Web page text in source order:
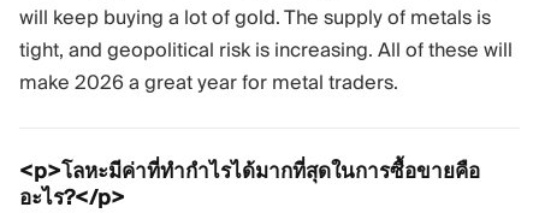
will keep buying a lot of gold. The supply of metals is
tight, and geopolitical risk is increasing. All of these will
make 2026 a great year for metal traders.
<p>โลหะมีค่าที่ทำกำไรได้มากที่สุดในการซื้อขายคือ
อะไร?</p>